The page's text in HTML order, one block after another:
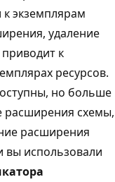
экземплярам
удаление
к
ресурсов.
но больше
расширения схемы,
расширения
вы использовали